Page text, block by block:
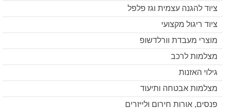
ציוד להגנה עצמית וגז פלפל
ציוד ריגול מקצועי
מוצרי מעבדת וורלדשופ
מצלמות לרכב
גילוי האזנות
מצלמות אבטחה ותיעוד
פנסים, אורות חירום ולייזרים